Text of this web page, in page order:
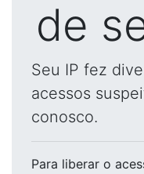
de
Seu IP fez
acessos
conosco.
Para liberar o